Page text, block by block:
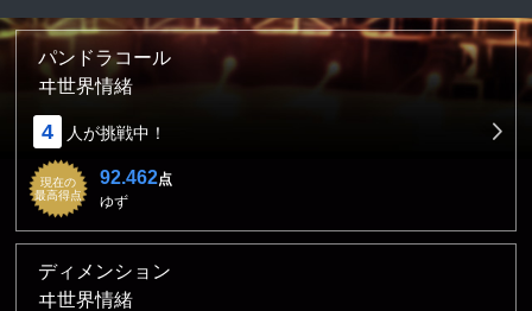
パンドラコール
ヰ世界情緒
4 人が挑戦中！
現在の
最高得点
92.462点
ゆず
ディメンション
ヰ世界情緒